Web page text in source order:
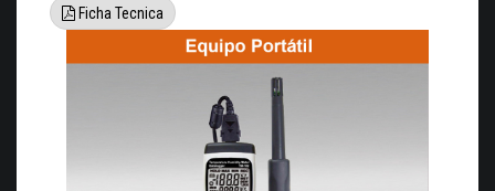
Ficha Tecnica